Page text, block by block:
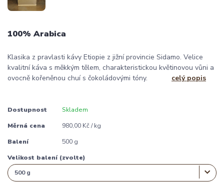
100% Arabica
Klasika z pravlasti kávy Etiopie z jižní provincie Sidamo. Velice
kvalitní káva s měkkým tělem, charakteristickou květinovou vůni a
ovocně kořeněnou chuí s čokoládovými tóny. celý popis
Dostupnost Skladem
Měrná cena 980,00 Kč / kg
Balení 500 g
Velikost balení (zvolte)